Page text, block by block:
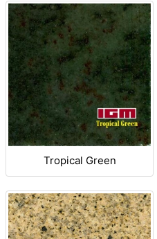
Tropical Green